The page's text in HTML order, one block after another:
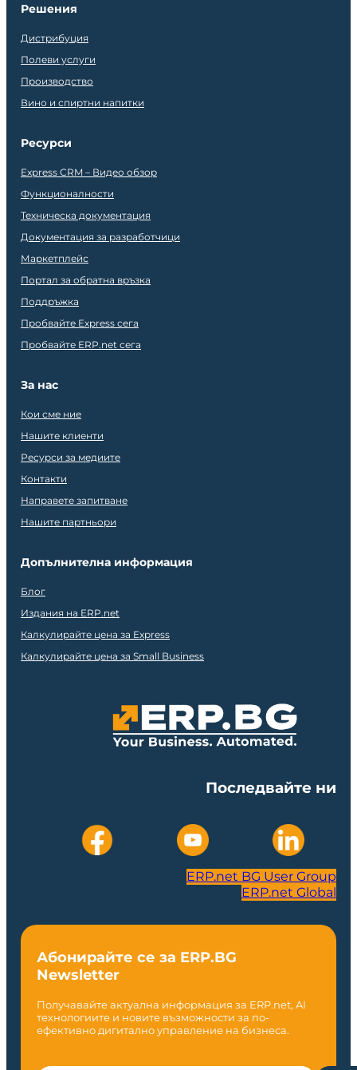
Решения
Дистрибуция
Полеви услуги
Производство
Вино и спиртни напитки
Ресурси
Express CRM – Видео обзор
Функционалности
Техническа документация
Документация за разработчици
Маркетплейс
Портал за обратна връзка
Поддръжка
Пробвайте Express сега
Пробвайте ERP.net сега
За нас
Кои сме ние
Нашите клиенти
Ресурси за медиите
Контакти
Направете запитване
Нашите партньори
Допълнителна информация
Блог
Издания на ERP.net
Калкулирайте цена за Express
Калкулирайте цена за Small Business
Последвайте ни
ERP.net BG User Group
ERP.net Global
Абонирайте се за ERP.BG
Newsletter
Получавайте актуална информация за ERP.net, AI
технологиите и новите възможности за по-
ефективно дигитално управление на бизнеса.